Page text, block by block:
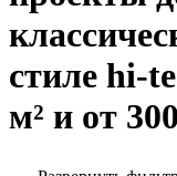
стиле hi-
м² и от